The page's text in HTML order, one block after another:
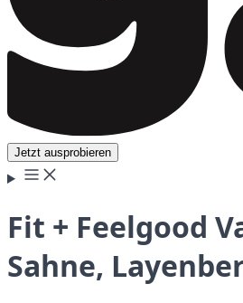
Jetzt ausprobieren
Fit + Feelgood
Sahne,